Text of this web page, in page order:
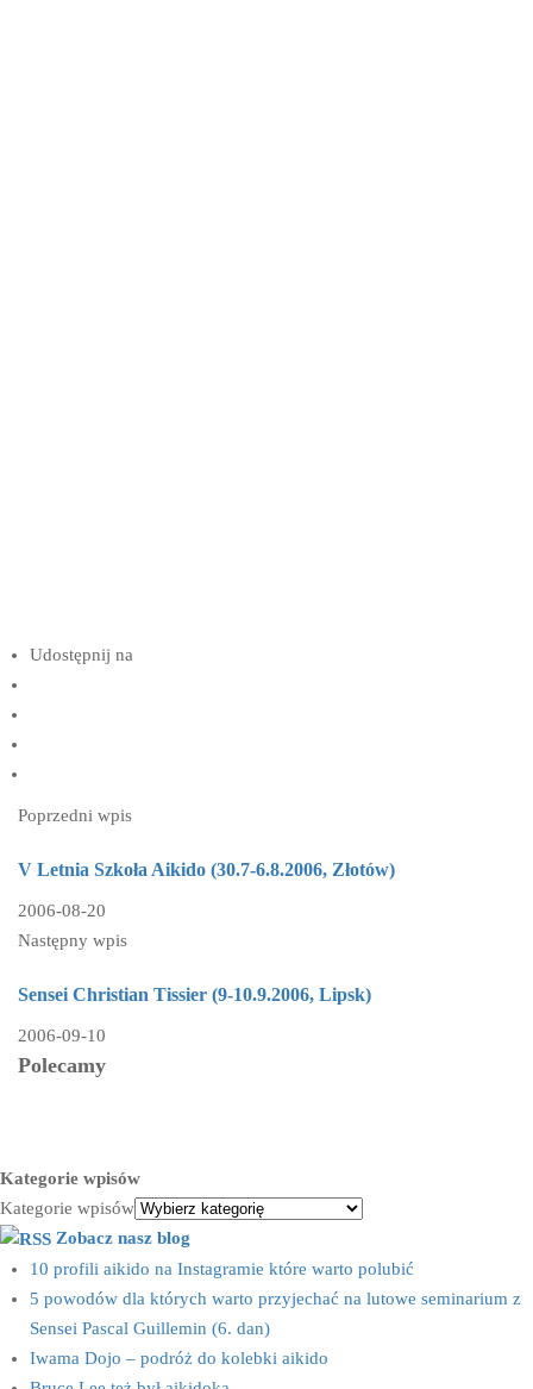
Udostępnij na
Poprzedni wpis
V Letnia Szkoła Aikido (30.7-6.8.2006, Złotów)
2006-08-20
Następny wpis
Sensei Christian Tissier (9-10.9.2006, Lipsk)
2006-09-10
Polecamy
Kategorie wpisów
Kategorie wpisów
Zobacz nasz blog
10 profili aikido na Instagramie które warto polubić
5 powodów dla których warto przyjechać na lutowe seminarium z
Sensei Pascal Guillemin (6. dan)
Iwama Dojo – podróż do kolebki aikido